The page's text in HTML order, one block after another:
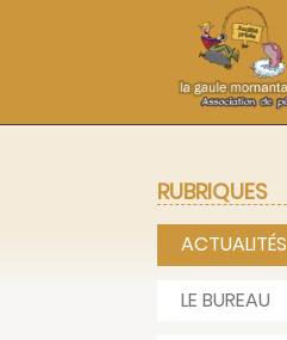
RUBRIQUES
ACTUALITÉS
LE BUREAU